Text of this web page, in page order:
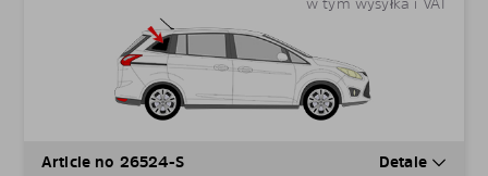
Article no 26524-S Detale